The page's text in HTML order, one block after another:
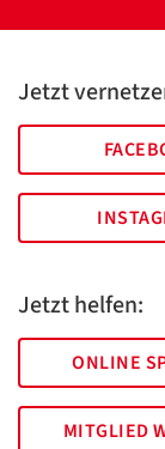
Jetzt
Jetzt helfen:
ONLINE
MITGLIED